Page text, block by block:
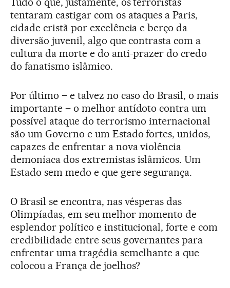
tentaram castigar com os ataques a Paris,
cidade cristã por excelência e berço da
diversão juvenil, algo que contrasta com a
cultura da morte e do anti-prazer do credo
do fanatismo islâmico.
Por último – e talvez no caso do Brasil, o mais
importante – o melhor antídoto contra um
possível ataque do terrorismo internacional
são um Governo e um Estado fortes, unidos,
capazes de enfrentar a nova violência
demoníaca dos extremistas islâmicos. Um
Estado sem medo e que gere segurança.
O Brasil se encontra, nas vésperas das
Olimpíadas, em seu melhor momento de
esplendor político e institucional, forte e com
credibilidade entre seus governantes para
enfrentar uma tragédia semelhante a que
colocou a França de joelhos?